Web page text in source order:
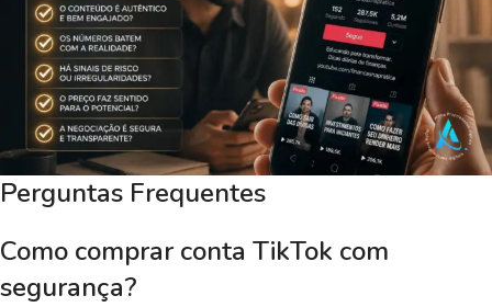
Perguntas Frequentes
Como comprar conta TikTok com
segurança?